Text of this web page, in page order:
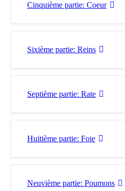
Cinquième partie: Coeur
Sixième partie: Reins
Septième partie: Rate
Huitième partie: Foie
Neuvième partie: Poumons